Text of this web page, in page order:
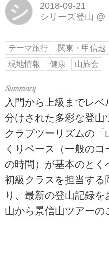
シ
2018-09-21
シリーズ登山 @
テーマ旅行 関東・甲信越
現地情報
健康 山旅会
入門から上級までレベ
分けされた多彩な登山
クラブツーリズムの「
くりペース（一般の
の時間）が基本のとく
初級クラスを担当する
り、最新の登山記録
山から景信山ツアーの